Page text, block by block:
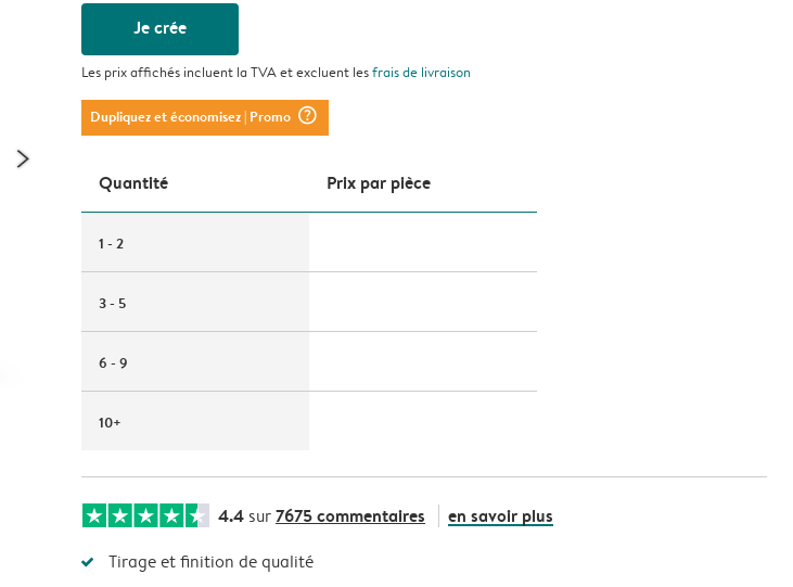
Je crée
Les prix affichés incluent la TVA et excluent lesfrais de livraison
Dupliquez et économisez| Promo question_mark_circle
Quantité Prix ​​par pièce
1 - 2
3 - 5
6 - 9
10+
4.4 sur7675 commentaires en savoir plus
Tirage et finition de qualité